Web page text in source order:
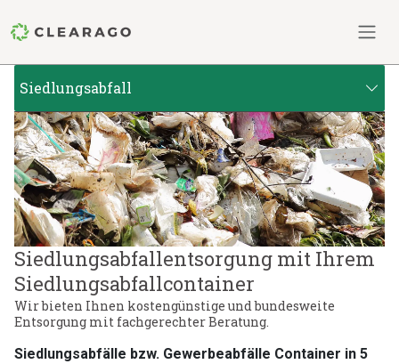
Siedlungsabfall
Siedlungsabfallentsorgung mit Ihrem
Siedlungsabfallcontainer
Wir bieten Ihnen kostengünstige und bundesweite
Entsorgung mit fachgerechter Beratung.
Siedlungsabfälle bzw. Gewerbeabfälle Container in 5